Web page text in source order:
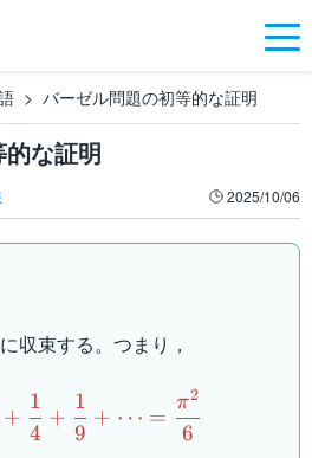
バーゼル問題の初等的な証明
な証明
2025/10/06
に収束する。つまり，
+
4
1
+
9
1
+ ⋯ =
6
π2